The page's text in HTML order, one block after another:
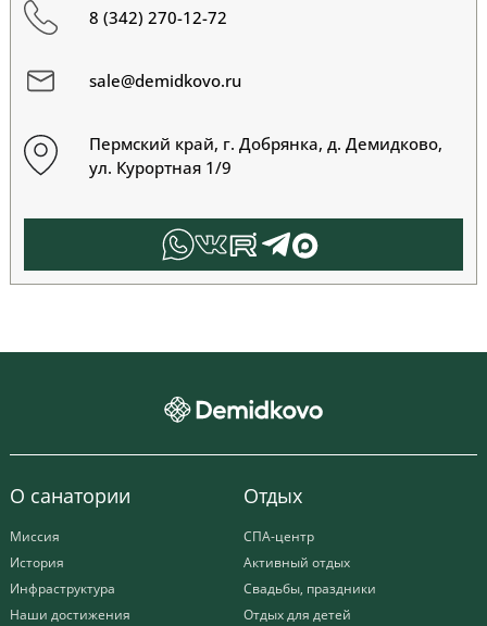
8 (342) 270-12-72
sale@demidkovo.ru
Пермский край, г. Добрянка, д. Демидково,
ул. Курортная 1/9
О санатории
Миссия
История
Инфраструктура
Наши достижения
Отдых
СПА-центр
Активный отдых
Свадьбы, праздники
Отдых для детей